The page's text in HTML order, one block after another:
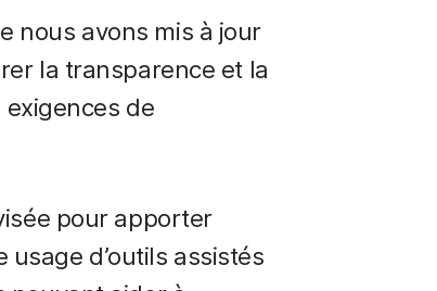
nous avons mis à jour
la transparence et la
exigences de
pour apporter
d’outils assistés